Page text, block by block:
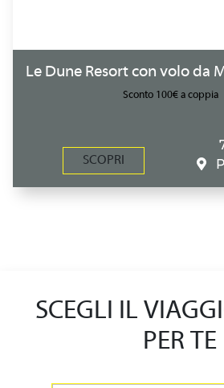
Le Dune Resort con volo da
Sconto 100€ a coppia
SCOPRI
SCEGLI IL
PER TE